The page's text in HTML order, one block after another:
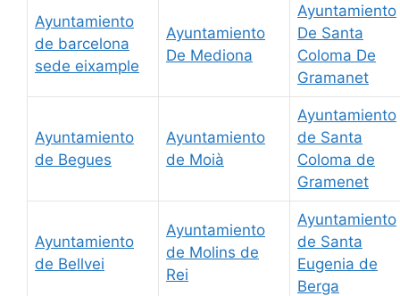
Ayuntamiento
de barcelona
sede eixample
Ayuntamiento
De Mediona
Ayuntamiento
De Santa
Coloma De
Gramanet
Ayuntamiento
de Begues
Ayuntamiento
de Moià
Ayuntamiento
de Santa
Coloma de
Gramenet
Ayuntamiento
de Bellvei
Ayuntamiento
de Molins de
Rei
Ayuntamiento
de Santa
Eugenia de
Berga